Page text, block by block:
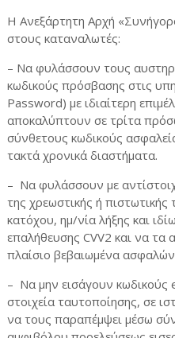
H Ανεξάρτητη Αρχή
στους καταναλωτές:
– Να φυλάσσουν τους
κωδικούς πρόσβασης στις
Password) με ιδιαίτερη
αποκαλύπτουν σε τρίτα
σύνθετους κωδικούς
τακτά χρονικά διαστήματα.
– Να φυλάσσουν με
της χρεωστικής ή
κατόχου, ημ/νία λήξης και
επαλήθευσης CVV2 και να
πλαίσιο βεβαιωμένα
– Να μην εισάγουν κωδικούς
στοιχεία ταυτοποίησης, σε
να τους παραπέμψει μέσω